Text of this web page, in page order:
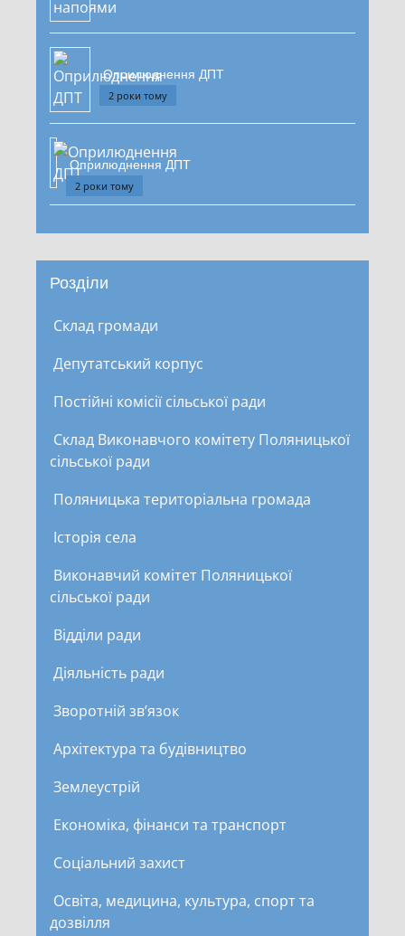
Оприлюднення ДПТ
2 роки тому
Оприлюднення ДПТ
2 роки тому
Розділи
Склад громади
Депутатський корпус
Постійні комісії сільської ради
Склад Виконавчого комітету Поляницької
сільської ради
Поляницька територіальна громада
Історія села
Виконавчий комітет Поляницької
сільської ради
Відділи ради
Діяльність ради
Зворотній зв’язок
Архітектура та будівництво
Землеустрій
Економіка, фінанси та транспорт
Соціальний захист
Освіта, медицина, культура, спорт та
дозвілля